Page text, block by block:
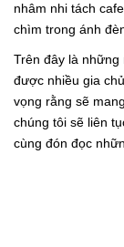
nhâm nhi tách
chìm trong ánh
Trên đây là
được nhiều gia
vọng rằng sẽ
chúng tôi sẽ liên
cùng đón đọc